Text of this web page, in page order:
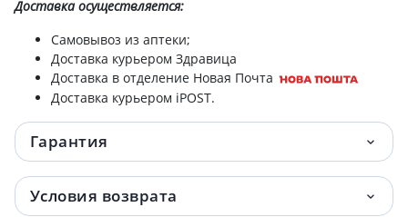
Доставкаосуществляется:
Самовывоз из аптеки;
Доставка курьером Здравица
Доставка в отделение Новая Почта
Доставка курьером iPOST.
Гарантия
Условия возврата